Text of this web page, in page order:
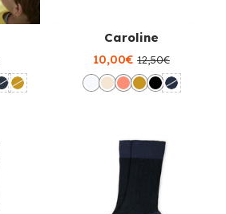
Caroline
10,00€ 12,50€